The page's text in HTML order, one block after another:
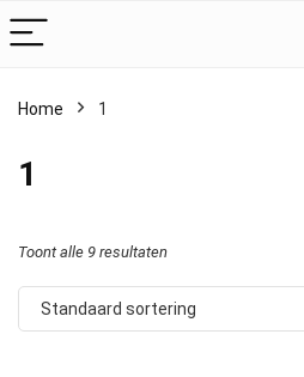
Home 1
1
Toont alle 9 resultaten
Standaard sortering